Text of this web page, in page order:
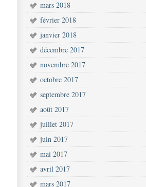
mars 2018
février 2018
janvier 2018
décembre 2017
novembre 2017
octobre 2017
septembre 2017
août 2017
juillet 2017
juin 2017
mai 2017
avril 2017
mars 2017